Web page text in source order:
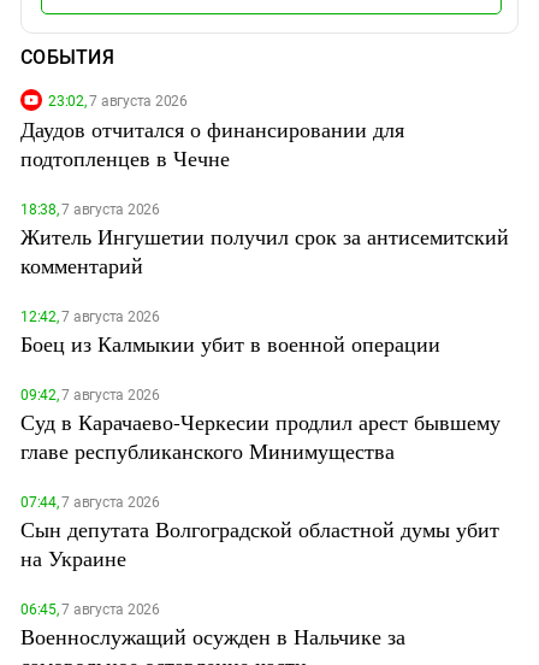
СОБЫТИЯ
23:02,7 августа 2026
Даудов отчитался о финансировании для
подтопленцев в Чечне
18:38,7 августа 2026
Житель Ингушетии получил срок за антисемитский
комментарий
12:42,7 августа 2026
Боец из Калмыкии убит в военной операции
09:42,7 августа 2026
Суд в Карачаево-Черкесии продлил арест бывшему
главе республиканского Минимущества
07:44,7 августа 2026
Сын депутата Волгоградской областной думы убит
на Украине
06:45,7 августа 2026
Военнослужащий осужден в Нальчике за